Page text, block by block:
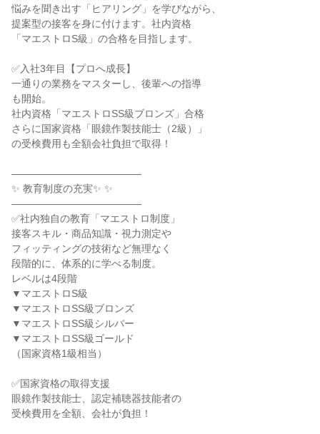
悩みを聞き出す「ヒアリング」を学びながら、
提案型の接客を身に付けます。社内資格
「マエストロS級」の合格を目指します。
✅入社3年目【プロへ成長】
一通りの業務をマスターし、後輩への指導
も開始。
社内資格「マエストロSS級ブロンズ」合格
さらに国家資格「眼鏡作製技能士（2級）」
の受検費用も全額会社負担で取得！
―――――――――――――
✨ 教育制度の充実✨ ✨
―――――――――――――
✅社内独自の教育「マエストロ制度」
接客スキル・商品知識・視力測定や
フィッティングの技術など無理なく
段階的に、体系的に学べる制度。
レベルは4段階
▼マエストロS級
▼マエストロSS級ブロンズ
▼マエストロSS級シルバー
▼マエストロSS級ゴールド
（国家資格1級相当）
✅国家資格の取得支援
眼鏡作製技能士、認定補聴器技能者の
受検費用を全額、会社が負担！